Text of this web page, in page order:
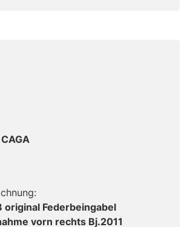
original Federbeingabel
vorn rechts Bj.2011